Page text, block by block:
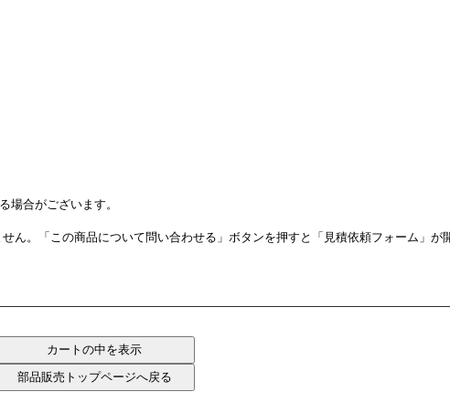
場合がございます。
ん。「この商品について問い合わせる」ボタンを押すと「見積依頼フォーム」が